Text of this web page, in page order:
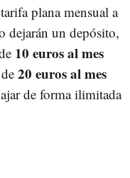
plana mensual a
dejarán un depósito,
10 euros al mes
20 euros al mes
de forma ilimitada